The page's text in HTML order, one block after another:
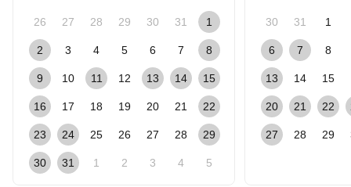
26 27 28 29 30 31 1
2 3 4 5 6 7 8
9 10 11 12 13 14 15
16 17 18 19 20 21 22
23 24 25 26 27 28 29
30 31 1 2 3 4 5
30 31 1
6 7 8
13 14 15
20 21 22
27 28 29